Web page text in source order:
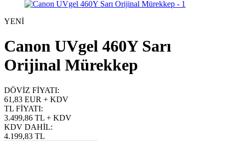
YENİ
Canon UVgel 460Y Sarı
Orijinal Mürekkep
DÖVİZ FİYATI:
61,83 EUR + KDV
TL FİYATI:
3.499,86 TL + KDV
KDV DAHİL:
4.199,83 TL